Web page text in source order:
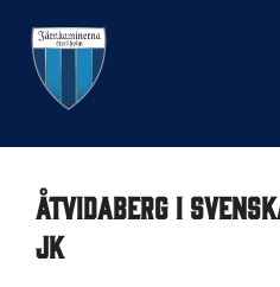
innehåll
Åtvidaberg i
JK